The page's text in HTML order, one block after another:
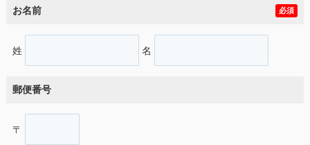
お名前 必須
姓 名
郵便番号
〒